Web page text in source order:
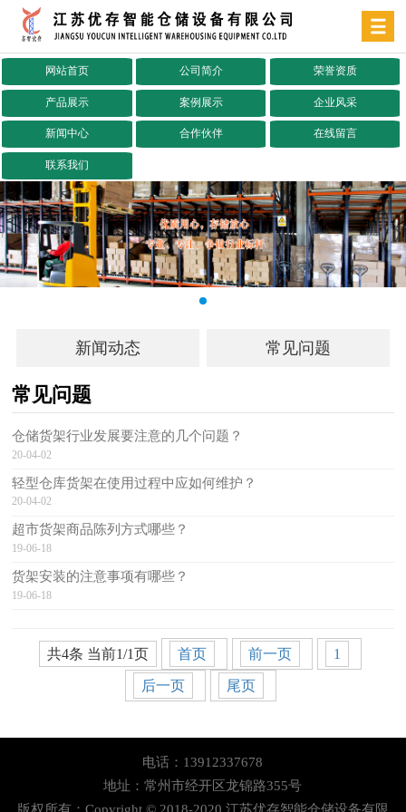
网站首页 公司简介 荣誉资质
产品展示 案例展示 企业风采
新闻中心 合作伙伴 在线留言
联系我们
新闻动态 常见问题
常见问题
仓储货架行业发展要注意的几个问题？
20-04-02
轻型仓库货架在使用过程中应如何维护？
20-04-02
超市货架商品陈列方式哪些？
19-06-18
货架安装的注意事项有哪些？
19-06-18
共4条 当前1/1页 首页 前一页
1
后一页
尾页
电话：13912337678
地址：常州市经开区龙锦路355号